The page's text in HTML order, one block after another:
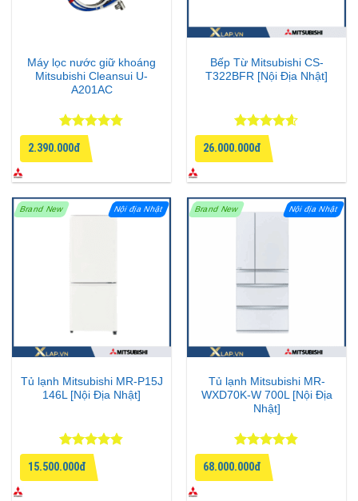
Máy lọc nước giữ khoáng
Mitsubishi Cleansui U-
A201AC
Được xếp
hạng4.75
5 sao
2.390.000đ
Bếp Từ Mitsubishi CS-
T322BFR [Nội Địa Nhật]
Được xếp
hạng
4.6
5 sao
26.000.000đ
Brand New Nội địa Nhật
Tủ lạnh Mitsubishi MR-P15J
146L [Nội Địa Nhật]
Được xếp
hạng
4.8
sao
15.500.000đ
Brand New Nội địa Nhật
Tủ lạnh Mitsubishi MR-
WXD70K-W 700L [Nội Địa
Nhật]
Được xếp
hạng
4.8
sao
68.000.000đ